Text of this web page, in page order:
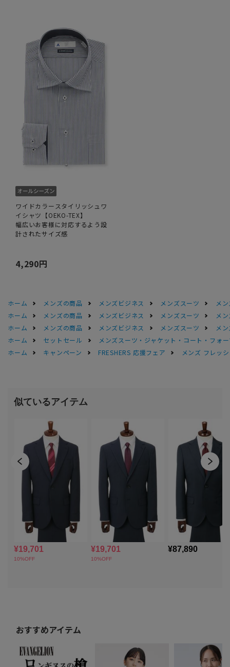
ワイドカラースタイリッシュワ
イシャツ【OEKO-TEX】
幅広いお客様に対応するよう設
計されたサイズ感
4,290円
ホーム メンズの商品 メンズビジネス メンズスーツ
メ
ホーム
メンズの商品 メンズビジネス メンズスーツ
メ
ホーム
メンズの商品 メンズビジネス メンズスーツ
メ
ホーム
セットセール
メンズスーツ・ジャケット・コート・フォ
ホーム
キャンペーン FRESHERS 応援フェア メンズ フレッ